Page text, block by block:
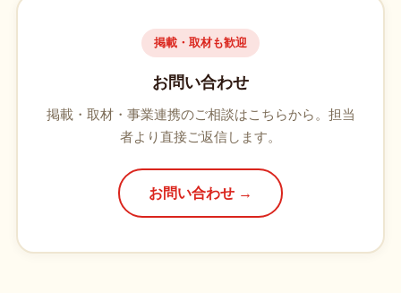
掲載・取材も歓迎
お問い合わせ
掲載・取材・事業連携のご相談はこちらから。担当
者より直接ご返信します。
お問い合わせ →